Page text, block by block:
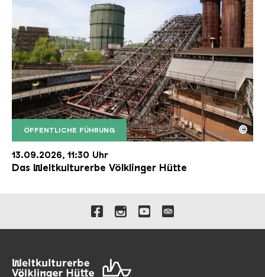
ÖFFENTLICHE FÜHRUNG
Der Erzschrägaufzug der Völklinger Hütte mit
Copyright: Weltkulturerbe Völklinger Hütte | Karl
©
13.09.2026, 11:30 Uhr
Das Weltkulturerbe Völklinger Hütte
Verlinkungen zu unseren